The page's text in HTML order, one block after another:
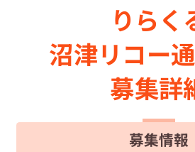
りらく
沼津リコー
募集詳
募集情報